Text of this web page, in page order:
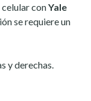
conYale
se requiere un
y derechas.